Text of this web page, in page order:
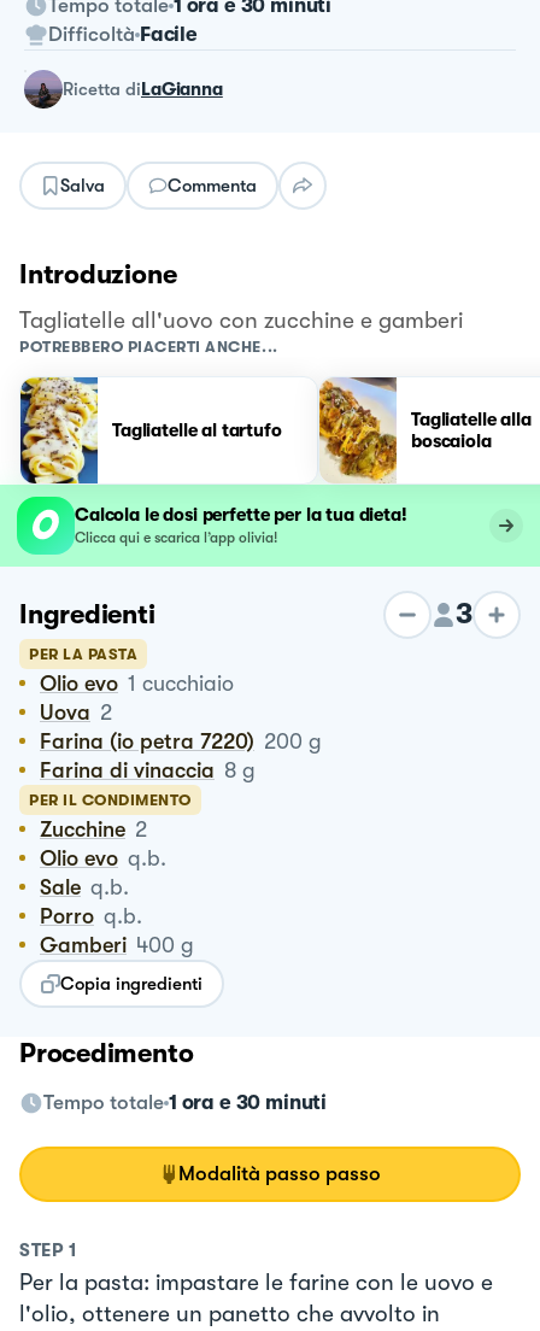
Tempo totale 1 ora e 30 minuti
Difficoltà Facile
ricetta diLaGianna
Salva Commenta
Introduzione
Tagliatelle all'uovo con zucchine e gamberi
POTREBBERO PIACERTI ANCHE...
Tagliatelle al tartufo
Tagliatelle alla
boscaiola
Calcola le dosi perfette per la tua dieta!
Clicca qui e scarica l’app olivia!
Ingredienti 3
PER LA PASTA
Olio evo 1 cucchiaio
Uova 2
Farina (io petra 7220) 200 g
Farina di vinaccia 8 g
PER IL CONDIMENTO
Zucchine 2
Olio evo q.b.
Sale q.b.
Porro q.b.
Gamberi 400 g
Copia ingredienti
Procedimento
Tempo totale 1 ora e 30 minuti
Modalità passo passo
STEP 1
Per la pasta: impastare le farine con le uovo e
l'olio, ottenere un panetto che avvolto in